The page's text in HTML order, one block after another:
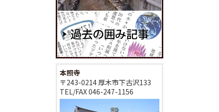
本照寺
〒243-0214 厚木市下古沢133
TEL/FAX046-247-1156